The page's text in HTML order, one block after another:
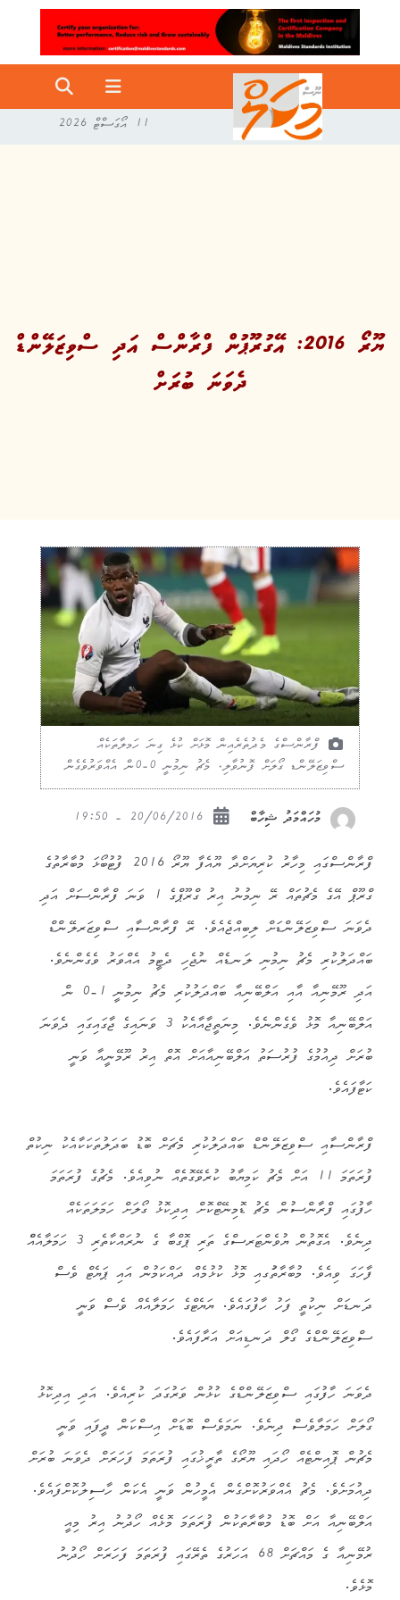
11 އޯގަސްޓް 2026
ޔޫރޯ 2016: އޭގުރޫޕުން ފްރާންސް އަދި ސްވިޒަލޭންޑް
ދެވަނަ ބުރަށް
ފްރާންސްގެ މެދުތެރެއިން މޮޅަށް ކުޅެ ގިނަ ހަމލާތަކެއް
ސްވިޒަލޭންޑ ގޯލަށް ފޮނުވާލި. މެޗު ނިމުނީ 0-0ން އެއްވަރުވެގެން
މުހައްމަދު ޝިހާބް
ފްރާންސްގައި މިހާރު ކުރިޔަށްދާ ޔޫއެފާ ޔޫރޯ 2016 ފުޓުބޯޅަ މުބާރާތުގެ
ގްރޫޕް އޭގެ މެޗުތައް ރޭ ނިމުނު އިރު ގްރޫޕްގެ 1 ވަނަ ފްރާންސަށް އަދި
ދެވަނަ ސްވިޒަލޭންޑަށް ލިބިއްޖެއެވެ. ރޭ ފްރާންސާއި ސްވިޒަރލޭންޑް
ބައްދަލުކުރި މެޗު ނިމުނި ލަނޑެއް ނުޖެހި ދެޓީމު އެއްވަރު ވެގެންނެވެ.
އަދި ރޫމޭނިއާ އާއި އަލްބޭނިއާ ބައްދަލުކުރި މެޗު ނިމުނީ 1-0 ން
އަލްބޭނިއާ މޮޅު ވެގެންނެވެ. މިނަތީޖާއާއެކު 3 ވަނައިގެ ޖާގައިގައި ދެވަނަ
ބުރަށް ދިއުމުގެ ފުރުސަތު އަލްބޭނިއާއަށް އޮތް އިރު ރޫމޭނީއާ ވަނީ
ކަޓާފައެވެ.
ފްރާންސާއި ސްވިޒަލޭންޑް ބައްދަލުކުރި މެޗަށް ބޮޑު ބަދަލުތަކަކާއެކު ނިކުތް
ފުރަތަމަ 11 އަށް މެޗު ކަމިޔާބު ކުރެވޭގޮތެއް ނުވިއެވެ. މެޗުގެ ފުރަތަމަ
ހާފުގައި ފްރާންސުން މެޗު ޑޮމިނޭޓްކޮށް އިދިކޮޅު ގޯލަށް ހަމަލަތަކެއް
ދިނެވެ. އެގޮތުން ޔުވެންޓަރސްގެ ތަރި ޕޮގްބާ ގެ ނުރައްކާތެރި 3 ހަމަލާއެއްް
ފާހަގަ ވިއެވެ. މުބާރާތުަގއި މޮޅު ކުޅުމެއް ދައްކަމުން އައި ޕަޔެޓް ވެސް
ދަނޑަށް ނިކުތީ ފަހު ހާފުގައެވެ. ޔަޔެޓްގެ ހަމަލާއެއް ވެސް ވަނީ
ސްވިޒަލޭންޑްގެ ގޯލް ދަނޑިއަށް އަރާފައެވެ.
ދެވަނަ ހާފުގައި ސްވިޒަލޭންޑްގެ ކުޅުން ވަރުގަދަ ކުރިއެވެ. އަދި އިދިކޮޅު
ގޯލަށް ހަމަލާވެސް ދިނެވެ. ނަމަވެސް ބޮޑަށް އިސްކަން ދީފައި ވަނީ
މެޗުން ޕޮއިންޓެއް ހޯދައި ޔޫރޯގެ ތާރީޚުގައި ފުރަތަމަ ފަހަރަށް ދެވަނަ ބުރަށް
ދިއުމަށެވެ. މެޗު އެއްވަރުކޮށްގެން އެމީހުން ވަނީ އެކަން ހާސިލުކޮށްފައެވެ.
އަލްބޭނިއާ އަށް ބޮޑު މުބާރާތަކުން ފުރަތަމަ މޮޅެއް ހޯދުނު އިރު މިއީ
ރުމޭނިއާ ގެ މައްޗަށް 68 އަހަރުގެ ތެރޭގައި ފުރަތަމަ ފަހަރަށް ހޯދުނު
މޮޅެވެ.